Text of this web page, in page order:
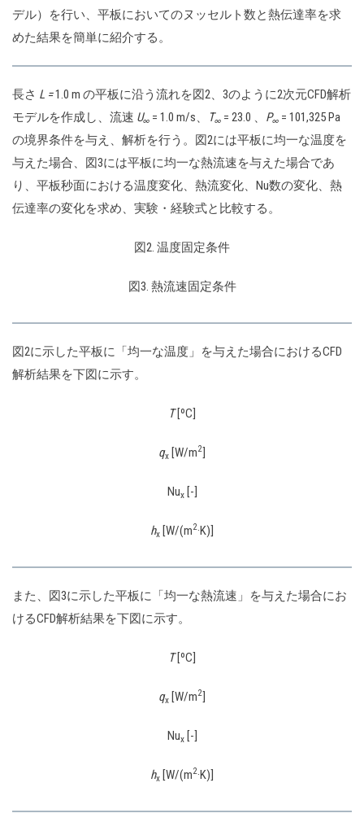
デル）を行い、平板においてのヌッセルト数と熱伝達率を求
めた結果を簡単に紹介する。
長さ L =1.0 m の平板に沿う流れを図2、3のように2次元CFD解析
モデルを作成し、流速 U∞ = 1.0 m/s、 T∞ = 23.0 、 P∞ = 101,325 Pa
の境界条件を与え、解析を行う。図2には平板に均一な温度を
与えた場合、図3には平板に均一な熱流速を与えた場合であ
り、平板秒面における温度変化、熱流変化、Nu数の変化、熱
伝達率の変化を求め、実験・経験式と比較する。
図2. 温度固定条件
図3. 熱流速固定条件
図2に示した平板に「均一な温度」を与えた場合におけるCFD
解析結果を下図に示す。
T[ºC]
qx [W/m2]
Nux[-]
hx [W/(m2·K)]
また、図3に示した平板に「均一な熱流速」を与えた場合にお
けるCFD解析結果を下図に示す。
T[ºC]
qx [W/m2]
Nux[-]
hx [W/(m2·K)]